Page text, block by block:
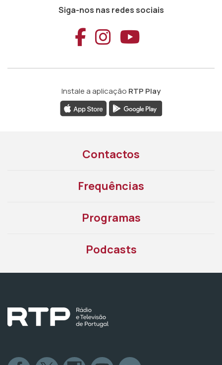
Siga-nos nas redes sociais
Aceder ao
Aceder ao
Aceder
Instale a aplicação RTP Play
Contactos
Frequências
Programas
Podcasts